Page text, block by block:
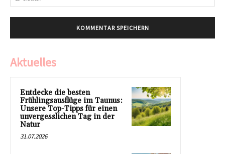
Aktuelles
Entdecke die besten
Frühlingsausflüge im Taunus:
Unsere Top-Tipps für einen
unvergesslichen Tag in der
Natur
31.07.2026